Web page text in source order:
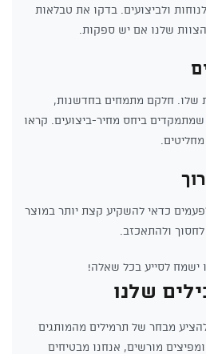
ולביצועים. בדקו את טבלאות
שלנו אם יש ספקות.
שלו. חלקם מתמחים בחדשנות,
ביחס מחיר-ביצועים. קראו
כדאי להשקיע קצת יותר במוצר
ולהתאכזב.
ישמח לסייע בכל שאלה!
שלנו
להציע מבחר של תרמילים מהמותגים
מורשים, אנחנו מבטיחים